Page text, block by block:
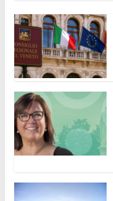
e
b
o
o
k
itt
er